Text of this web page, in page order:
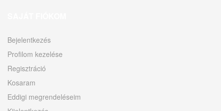
Bejelentkezés
Profilom kezelése
Regisztráció
Kosaram
Eddigi megrendeléseim